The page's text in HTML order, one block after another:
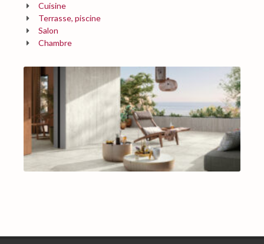
Cuisine
Terrasse, piscine
Salon
Chambre